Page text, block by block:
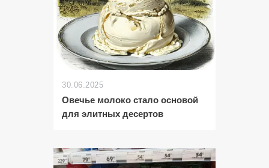
30.06.2025
Овечье молоко стало основой
для элитных десертов